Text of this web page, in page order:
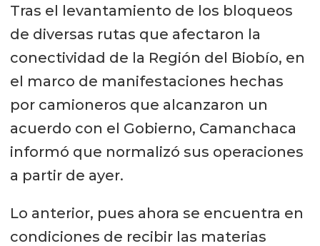
Tras el levantamiento de los bloqueos
de diversas rutas que afectaron la
conectividad de la Región del Biobío, en
el marco de manifestaciones hechas
por camioneros que alcanzaron un
acuerdo con el Gobierno, Camanchaca
informó que normalizó sus operaciones
a partir de ayer.
Lo anterior, pues ahora se encuentra en
condiciones de recibir las materias